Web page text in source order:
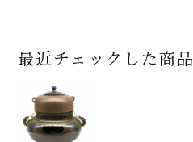
最近チェックした商品